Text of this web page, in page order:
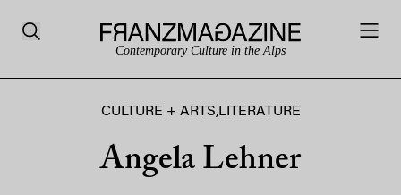
Contemporary Culture in the Alps
CULTURE + ARTS,LITERATURE
Angela Lehner